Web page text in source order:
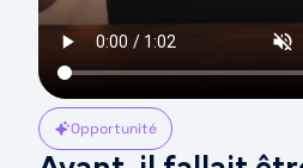
Opportunité